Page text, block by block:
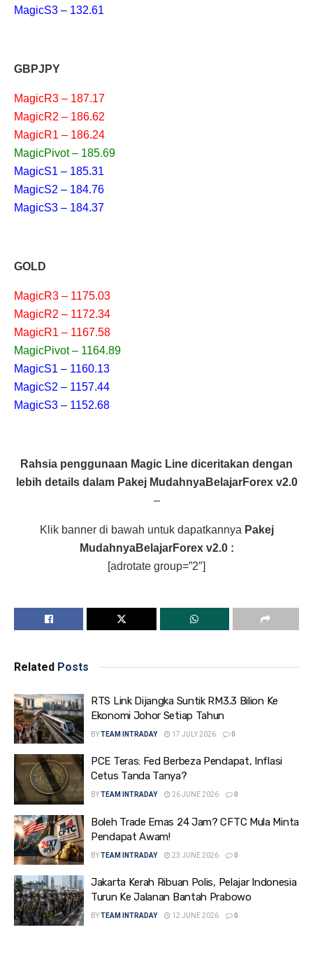
MagicS3 – 132.61
GBPJPY
MagicR3 – 187.17
MagicR2 – 186.62
MagicR1 – 186.24
MagicPivot – 185.69
MagicS1 – 185.31
MagicS2 – 184.76
MagicS3 – 184.37
GOLD
MagicR3 – 1175.03
MagicR2 – 1172.34
MagicR1 – 1167.58
MagicPivot – 1164.89
MagicS1 – 1160.13
MagicS2 – 1157.44
MagicS3 – 1152.68
Rahsia penggunaan Magic Line diceritakan dengan
lebih details dalam Pakej MudahnyaBelajarForex v2.0
–
Klik banner di bawah untuk dapatkannya Pakej
MudahnyaBelajarForex v2.0 :
[adrotate group=”2″]
Related Posts
RTS Link Dijangka Suntik RM3.3 Bilion Ke
Ekonomi Johor Setiap Tahun
BYTEAM INTRADAY 17 JULY 2026 0
PCE Teras: Fed Berbeza Pendapat, Inflasi
Cetus Tanda Tanya?
BYTEAM INTRADAY 26 JUNE 2026 0
Boleh Trade Emas 24 Jam? CFTC Mula Minta
Pendapat Awam!
BYTEAM INTRADAY 23 JUNE 2026 0
Jakarta Kerah Ribuan Polis, Pelajar Indonesia
Turun Ke Jalanan Bantah Prabowo
BYTEAM INTRADAY 12 JUNE 2026 0